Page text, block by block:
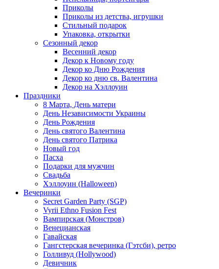
Приколы
Приколы из детства, игрушки
Стильный подарок
Упаковка, открытки
Сезонный декор
Весенний декор
Декор к Новому году
Декор ко Дню Рождения
Декор ко дню св. Валентина
Декор на Хэллоуин
Праздники
8 Марта, День матери
День Независимости Украины
День Рождения
День святого Валентина
День святого Патрика
Новый год
Пасха
Подарки для мужчин
Свадьба
Хэллоуин (Halloween)
Вечеринки
Secret Garden Party (SGP)
Vyrii Ethno Fusion Fest
Вампирская (Монстров)
Венецианская
Гавайская
Гангстерская вечеринка (Гэтсби), ретро
Голливуд (Hollywood)
Девичник